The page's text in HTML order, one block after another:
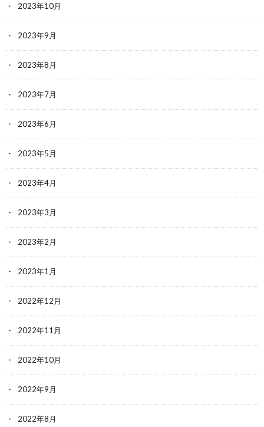
2023年10月
2023年9月
2023年8月
2023年7月
2023年6月
2023年5月
2023年4月
2023年3月
2023年2月
2023年1月
2022年12月
2022年11月
2022年10月
2022年9月
2022年8月